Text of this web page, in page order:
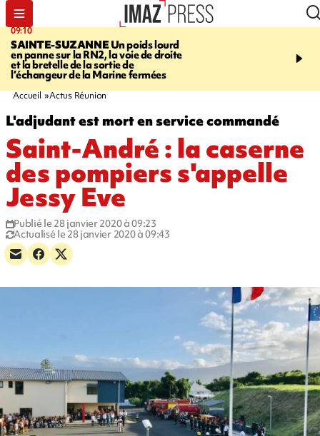
09:10
SAINTE-SUZANNEUn poids lourd
en panne sur la RN2, la voie de droite
et la bretelle de la sortie de
l’échangeur de la Marine fermées
11:22
DÉSTABILISATION
la présidentielle, les
Accueil Actus Réunion
L'adjudant est mort en service commandé
Saint-André : la caserne
des pompiers s'appelle
Jessy Eve
Publié le 28 janvier 2020 à 09:23
Actualisé le 28 janvier 2020 à 09:43